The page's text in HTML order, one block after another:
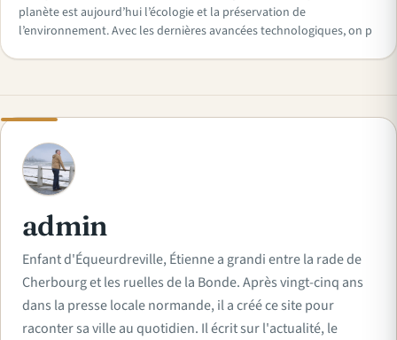
planète est aujourd’hui l’écologie et la préservation de
l’environnement. Avec les dernières avancées technologiques, on p
A
admin
Enfant d'Équeurdreville, Étienne a grandi entre la rade de
Cherbourg et les ruelles de la Bonde. Après vingt-cinq ans
dans la presse locale normande, il a créé ce site pour
raconter sa ville au quotidien. Il écrit sur l'actualité, le